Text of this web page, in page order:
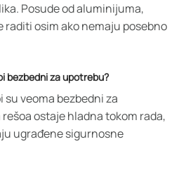
Posude od aluminijuma,
raditi osim ako nemaju posebno
bezbedni za upotrebu?
veoma bezbedni za
ostaje hladna tokom rada,
ugrađene sigurnosne